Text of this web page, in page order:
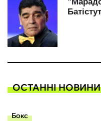
ОСТАННІ НОВИНИ
Бокс